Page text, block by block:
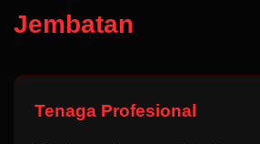
Jembatan
Tenaga Profesional